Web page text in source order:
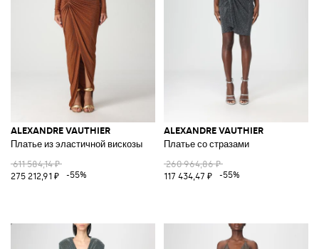
ALEXANDRE VAUTHIER
Платье из эластичной вискозы
611 584,14 ₽
275 212,91 ₽
-55%
ALEXANDRE VAUTHIER
Платье со стразами
260 964,86 ₽
117 434,47 ₽
-55%